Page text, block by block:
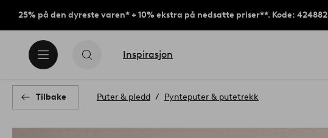
25% på den dyreste varen* + 10% ekstra på nedsatte priser**. Kode: 424882
Inspirasjon
Tilbake Puter & pledd Pynteputer & putetrekk